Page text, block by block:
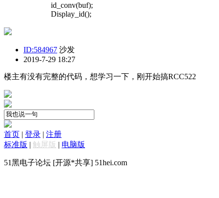
id_conv(buf);
Display_id();
ID:584967 沙发
2019-7-29 18:27
楼主有没有完整的代码，想学习一下，刚开始搞RCC522
首页 | 登录 | 注册
标准版 | 触屏版 | 电脑版
51黑电子论坛 [开源*共享] 51hei.com